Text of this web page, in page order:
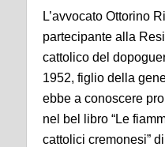
L’avvocato Ottorino
partecipante alla
cattolico del
1952, figlio della
ebbe a conoscere
nel bel libro “Le
cattolici cremonesi”